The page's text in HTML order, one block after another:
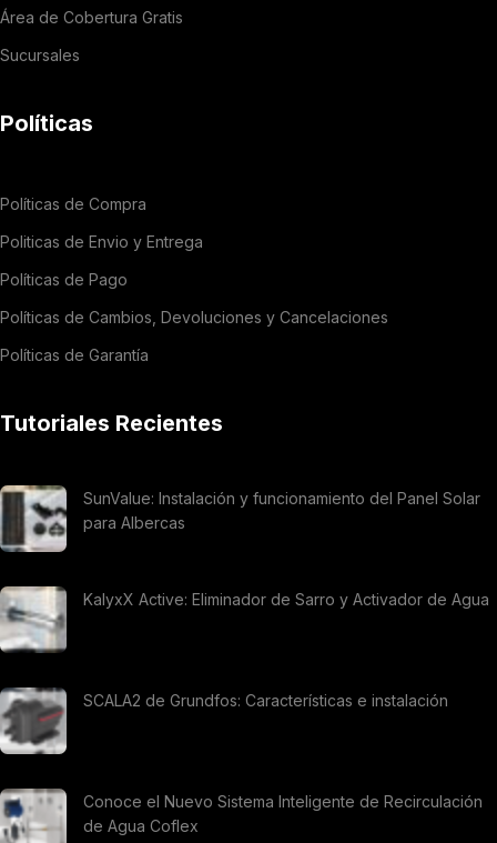
Área de Cobertura Gratis
Sucursales
Políticas
Políticas de Compra
Politicas de Envio y Entrega
Políticas de Pago
Políticas de Cambios, Devoluciones y Cancelaciones
Políticas de Garantía
Tutoriales Recientes
SunValue: Instalación y funcionamiento del Panel Solar
para Albercas
KalyxX Active: Eliminador de Sarro y Activador de Agua
SCALA2 de Grundfos: Características e instalación
Conoce el Nuevo Sistema Inteligente de Recirculación
de Agua Coflex